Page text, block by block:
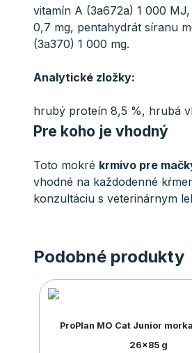
vitamín A (3a672a) 1 000
0,7 mg, pentahydrát síranu
(3a370) 1 000 mg.
Analytické zložky:
hrubý proteín 8,5 %, hrubá
Pre koho je vhodný
Toto mokré krmivo pre
vhodné na každodenné
konzultáciu s veterinárnym
Podobné produkty
ProPlan MO Cat Junior
26x85 g